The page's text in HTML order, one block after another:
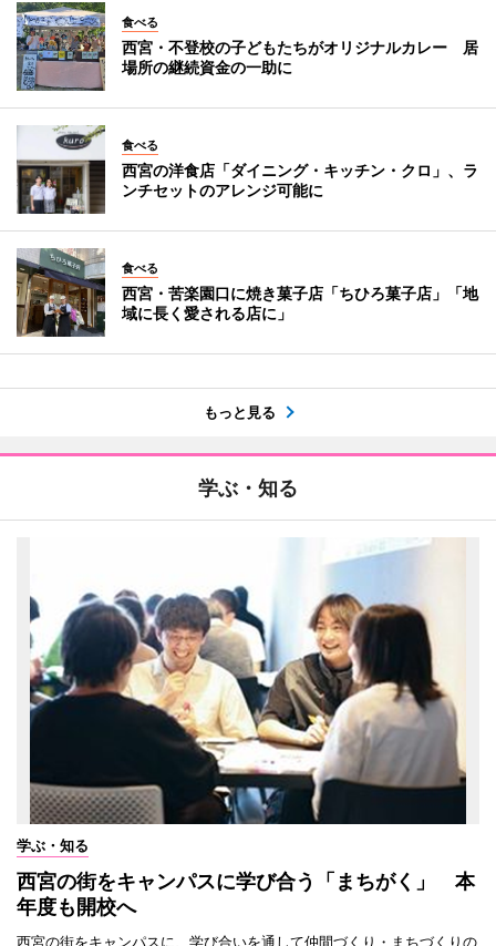
食べる
西宮・不登校の子どもたちがオリジナルカレー 居
場所の継続資金の一助に
食べる
西宮の洋食店「ダイニング・キッチン・クロ」、ラ
ンチセットのアレンジ可能に
食べる
西宮・苦楽園口に焼き菓子店「ちひろ菓子店」「地
域に長く愛される店に」
もっと見る
学ぶ・知る
学ぶ・知る
西宮の街をキャンパスに学び合う「まちがく」 本
年度も開校へ
西宮の街をキャンパスに、学び合いを通して仲間づくり・まちづくりの